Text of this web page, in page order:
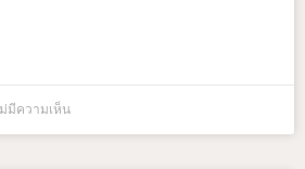
มีความเห็น